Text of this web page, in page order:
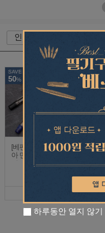
SAVE
50%
[베펜 할인] 지오이
아 만년필 한정판
리버티 아일랜드
지오
하루동안 열지 않기